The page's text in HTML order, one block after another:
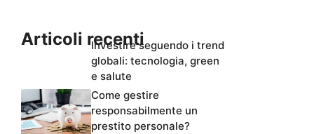
Articoli recentiInvestire seguendo i trend
globali: tecnologia, green
e salute
Come gestire
responsabilmente un
prestito personale?